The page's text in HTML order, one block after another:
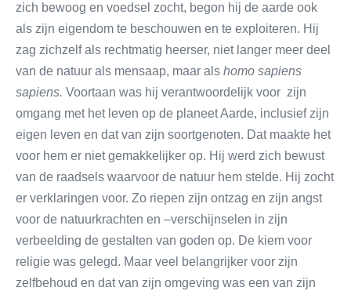
zich bewoog en voedsel zocht, begon hij de aarde ook
als zijn eigendom te beschouwen en te exploiteren. Hij
zag zichzelf als rechtmatig heerser, niet langer meer deel
van de natuur als mensaap, maar als homo sapiens
sapiens. Voortaan was hij verantwoordelijk voor zijn
omgang met het leven op de planeet Aarde, inclusief zijn
eigen leven en dat van zijn soortgenoten. Dat maakte het
voor hem er niet gemakkelijker op. Hij werd zich bewust
van de raadsels waarvoor de natuur hem stelde. Hij zocht
er verklaringen voor. Zo riepen zijn ontzag en zijn angst
voor de natuurkrachten en –verschijnselen in zijn
verbeelding de gestalten van goden op. De kiem voor
religie was gelegd. Maar veel belangrijker voor zijn
zelfbehoud en dat van zijn omgeving was een van zijn